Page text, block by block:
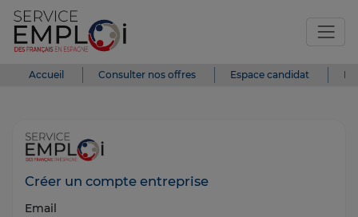
Accueil Consulter nos offres Espace candidat
Créer un compte entreprise
Email